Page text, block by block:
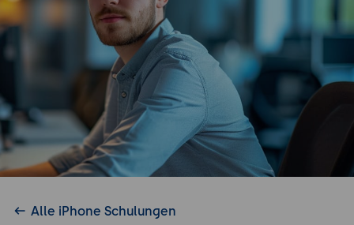
Alle iPhone Schulungen